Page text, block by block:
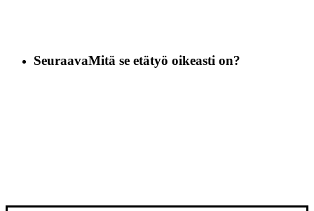
SeuraavaMitä se etätyö oikeasti on?